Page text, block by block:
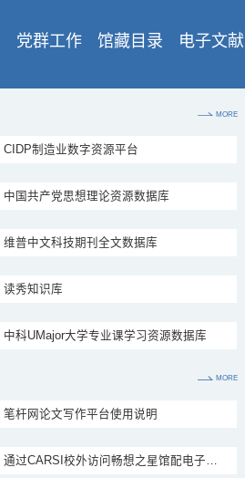
党群工作 馆藏目录 电子文献
MORE
CIDP制造业数字资源平台
中国共产党思想理论资源数据库
维普中文科技期刊全文数据库
读秀知识库
中科UMajor大学专业课学习资源数据库
MORE
笔杆网论文写作平台使用说明
通过CARSI校外访问畅想之星馆配电子书平台使用说明